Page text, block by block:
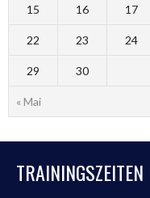
« Mai
15 16 17
22 23 24
29 30
TRAININGSZEITEN